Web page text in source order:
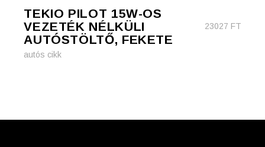
TEKIO PILOT 15W-OS
VEZETÉK NÉLKÜLI
AUTÓSTÖLTŐ, FEKETE
23027 FT
autós cikk